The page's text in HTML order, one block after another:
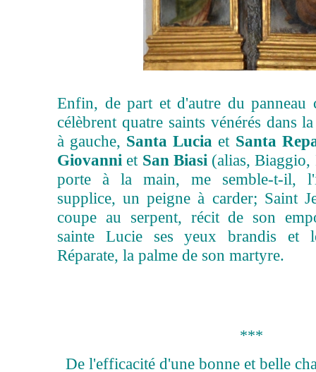
Enfin, de part et d'autre du panneau
célèbrent quatre saints vénérés dans
à gauche, Santa Lucia et Santa
Giovanni et San Biasi(alias, Biaggio,
porte à la main, me semble-t-il,
supplice, un peigne à carder; Saint
coupe au serpent, récit de son
sainte Lucie ses yeux brandis et
Réparate, la palme de son martyre.
***
De l'efficacité d'une bonne et belle